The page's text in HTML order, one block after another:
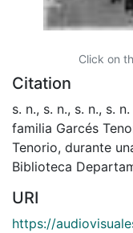
Click on
Citation
s. n., s. n., s. n., s.
familia Garcés
Tenorio, durante
Biblioteca
URI
https://